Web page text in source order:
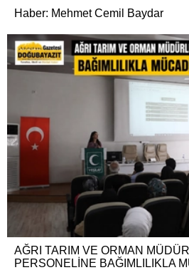
Haber: Mehmet Cemil Baydar
AĞRI TARIM VE ORMAN
PERSONELİNE BAĞIMLILIKLA